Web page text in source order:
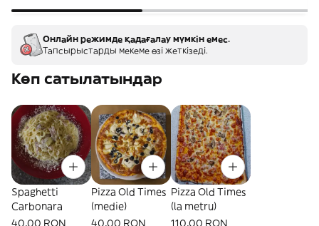
Онлайн режимде қадағалау мүмкін емес.
Тапсырыстарды мекеме өзі жеткізеді.
Көп сатылатындар
Spaghetti
Carbonara
40,00 RON
Pizza Old Times
(medie)
40,00 RON
Pizza Old Times
(la metru)
110,00 RON